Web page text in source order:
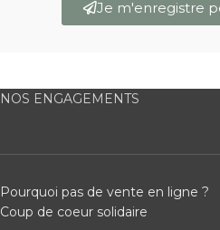
Je m'enregistre
NOS ENGAGEMENTS
Pourquoi pas de vente en ligne ?
Coup de coeur solidaire